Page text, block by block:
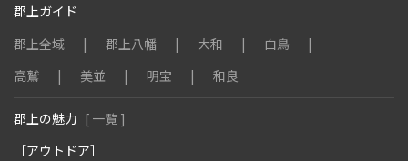
郡上ガイド
郡上全域
郡上八幡 大和
白鳥
高鷲
美並 明宝 和良
郡上の魅力 [ 一覧 ]
［アウトドア］